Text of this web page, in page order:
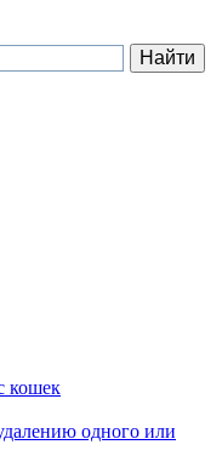
кошек
одного или